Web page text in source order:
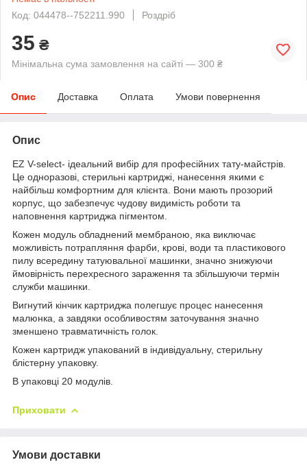
Код: 044478--752211.990
Роздріб
35 ₴
Мінімальна сума замовлення на сайті — 300 ₴
Опис Доставка Оплата Умови повернення
Опис
EZ V-select- ідеальний вибір для професійних тату-майстрів.
Це одноразові, стерильні картриджі, нанесення якими є
найбільш комфортним для клієнта. Вони мають прозорий
корпус, що забезпечує чудову видимість роботи та
наповнення картриджа пігментом.
Кожен модуль обладнений мембраною, яка виключає
можливість потрапляння фарби, крові, води та пластикового
пилу всередину татуювальної машинки, значно знижуючи
ймовірність перехресного зараження та збільшуючи термін
служби машинки.
Вигнутий кінчик картриджа полегшує процес нанесення
малюнка, а завдяки особливостям заточування значно
зменшено травматичність голок.
Кожен картридж упакований в індивідуальну, стерильну
блістерну упаковку.
В упаковці 20 модулів.
Приховати
Умови доставки